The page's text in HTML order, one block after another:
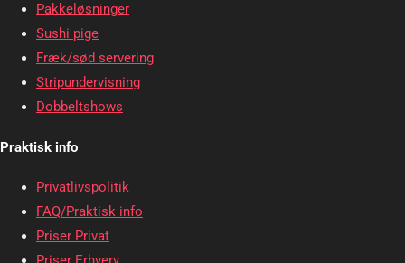
Pakkeløsninger
Sushi pige
Fræk/sød servering
Stripundervisning
Dobbeltshows
Praktisk info
Privatlivspolitik
FAQ/Praktisk info
Priser Privat